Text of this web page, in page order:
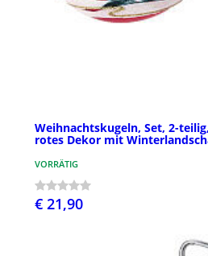
Weihnachtskugeln, Set, 2-
rotes Dekor mit
VORRÄTIG
€ 21,90